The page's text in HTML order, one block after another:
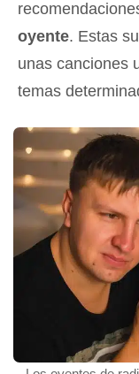
oyente. Estas
unas canciones
temas